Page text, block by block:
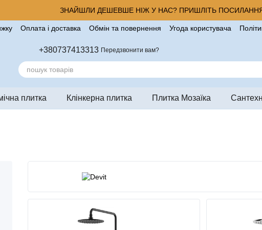
ЗНАЙШЛИ ДЕШЕВШЕ НІЖ У НАС? ПРИШЛІТЬ
Оплата і доставка Обмін та повернення Угода користувача
+380737413313 Передзвонити вам?
плитка Клінкерна плитка Плитка Мозаїка